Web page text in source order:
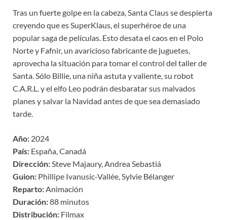
Tras un fuerte golpe en la cabeza, Santa Claus se despierta
creyendo que es SuperKlaus, el superhéroe de una
popular saga de películas. Esto desata el caos en el Polo
Norte y Fafnir, un avaricioso fabricante de juguetes,
aprovecha la situación para tomar el control del taller de
Santa. Sólo Billie, una niña astuta y valiente, su robot
C.A.R.L. y el elfo Leo podrán desbaratar sus malvados
planes y salvar la Navidad antes de que sea demasiado
tarde.
Año: 2024
País: España, Canadá
Dirección: Steve Majaury, Andrea Sebastiá
Guion: Phillipe Ivanusic-Vallée, Sylvie Bélanger
Reparto: Animación
Duración:88 minutos
Distribución: Filmax